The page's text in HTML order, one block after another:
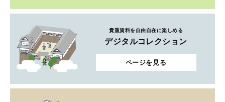
貴重資料を自由自在に楽しめる
デジタルコレクション
ページを見る